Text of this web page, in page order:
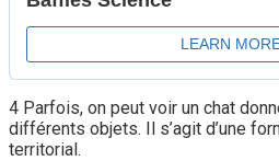
4 Parfois, on peut voir un chat
différents objets. Il s’agit d’une
territorial.